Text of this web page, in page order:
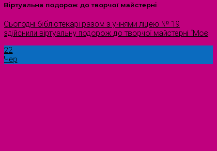
Віртуальна подорож до творчої майстерні
Сьогодні бібліотекарі разом з учнями ліцею № 19
здійснили віртуальну подорож до творчої майстерні “Моє
22
Чер